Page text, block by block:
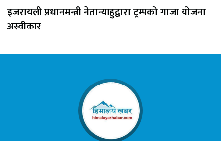
इजरायली प्रधानमन्त्री नेतान्याहुद्वारा ट्रम्पको गाजा योजना
अस्वीकार